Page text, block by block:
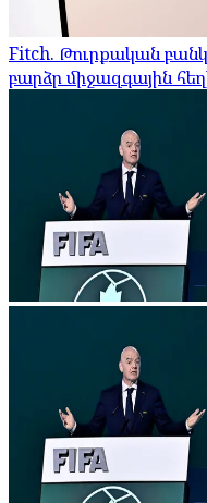
Fitch. Թուրքական
բարձր միջազգային